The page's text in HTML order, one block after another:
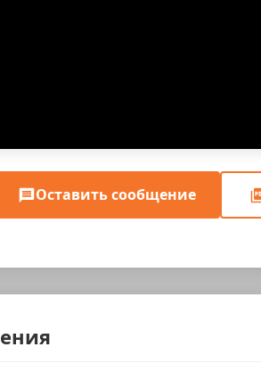
Оставить сообщение